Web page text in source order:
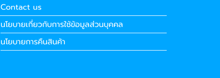
Contact us
นโยบายเกี่ยวกับการใช้ข้อมูลส่วนบุคคล
นโยบายการคืนสินค้า